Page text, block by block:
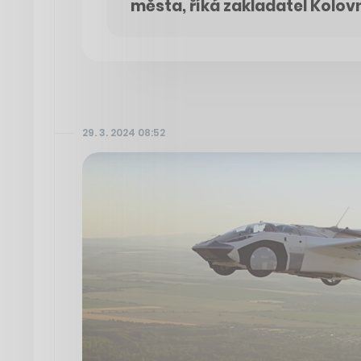
města, říká zakladatel
29. 3. 2024 08:52